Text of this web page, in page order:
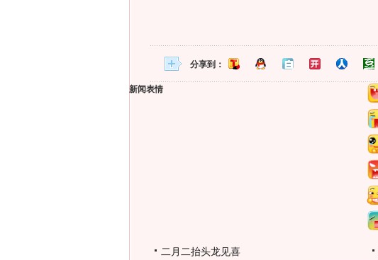
分享到：
新闻表情
二月二抬头龙见喜